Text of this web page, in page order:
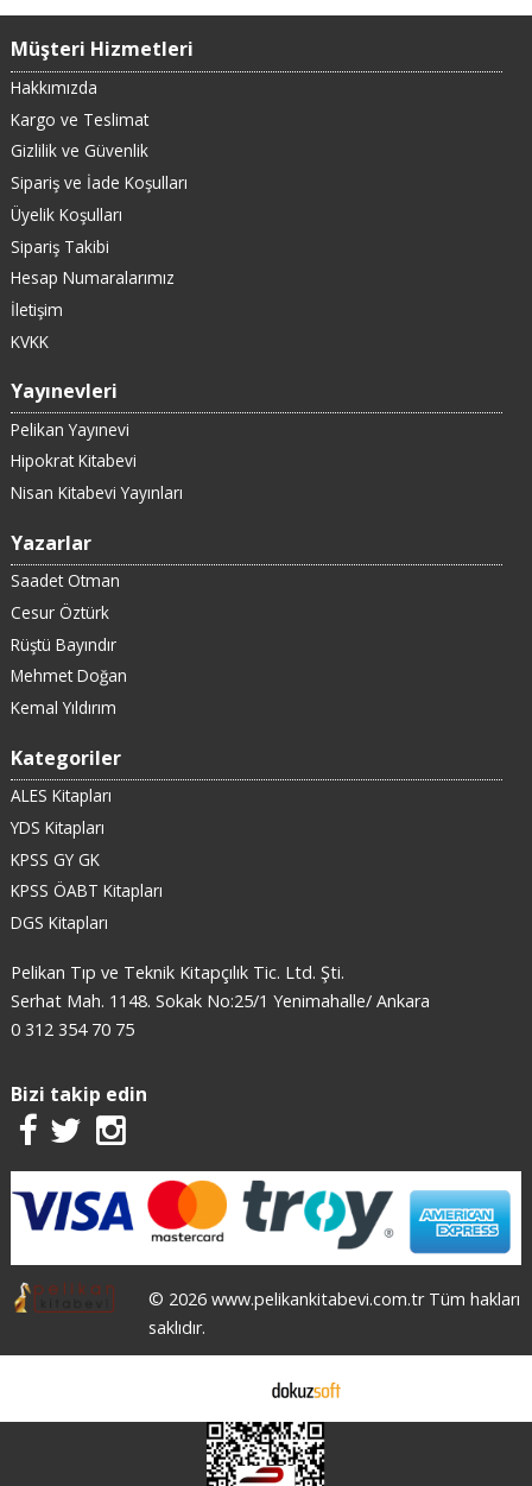
Müşteri Hizmetleri
Hakkımızda
Kargo ve Teslimat
Gizlilik ve Güvenlik
Sipariş ve İade Koşulları
Üyelik Koşulları
Sipariş Takibi
Hesap Numaralarımız
İletişim
KVKK
Yayınevleri
Pelikan Yayınevi
Hipokrat Kitabevi
Nisan Kitabevi Yayınları
Yazarlar
Saadet Otman
Cesur Öztürk
Rüştü Bayındır
Mehmet Doğan
Kemal Yıldırım
Kategoriler
ALES Kitapları
YDS Kitapları
KPSS GY GK
KPSS ÖABT Kitapları
DGS Kitapları
Pelikan Tıp ve Teknik Kitapçılık Tic. Ltd. Şti.
Serhat Mah. 1148. Sokak No:25/1 Yenimahalle/ Ankara
0 312 354 70 75
Bizi takip edin
© 2026 www.pelikankitabevi.com.tr Tüm hakları
saklıdır.